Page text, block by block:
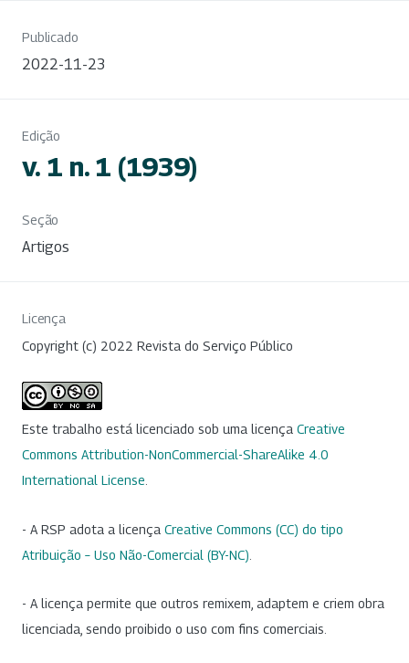
Publicado
2022-11-23
Edição
v. 1 n. 1 (1939)
Seção
Artigos
Licença
Copyright (c) 2022 Revista do Serviço Público
Este trabalho está licenciado sob uma licença Creative
Commons Attribution-NonCommercial-ShareAlike 4.0
International License
- A RSP adota a licença Creative Commons (CC) do tipo
Atribuição – Uso Não-Comercial (BY-NC)
- A licença permite que outros remixem, adaptem e criem obra
licenciada, sendo proibido o uso com fins comerciais.